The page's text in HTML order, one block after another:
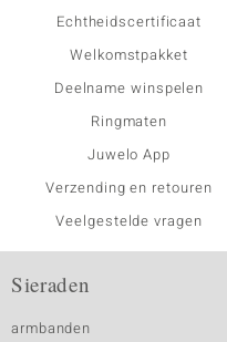
Echtheidscertificaat
Welkomstpakket
Deelname winspelen
Ringmaten
Juwelo App
Verzending en retouren
Veelgestelde vragen
Sieraden
armbanden